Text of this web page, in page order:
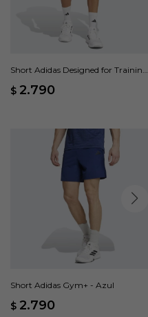
Short Adidas Designed for Training
$ 2.790
Short Adidas Gym+ - Azul
$ 2.790